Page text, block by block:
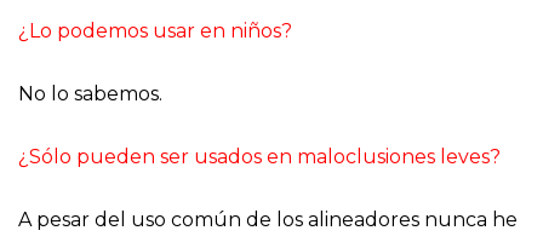
¿Lo podemos usar en niños?
No lo sabemos.
¿Sólo pueden ser usados en maloclusiones leves?
A pesar del uso común de los alineadores nunca he